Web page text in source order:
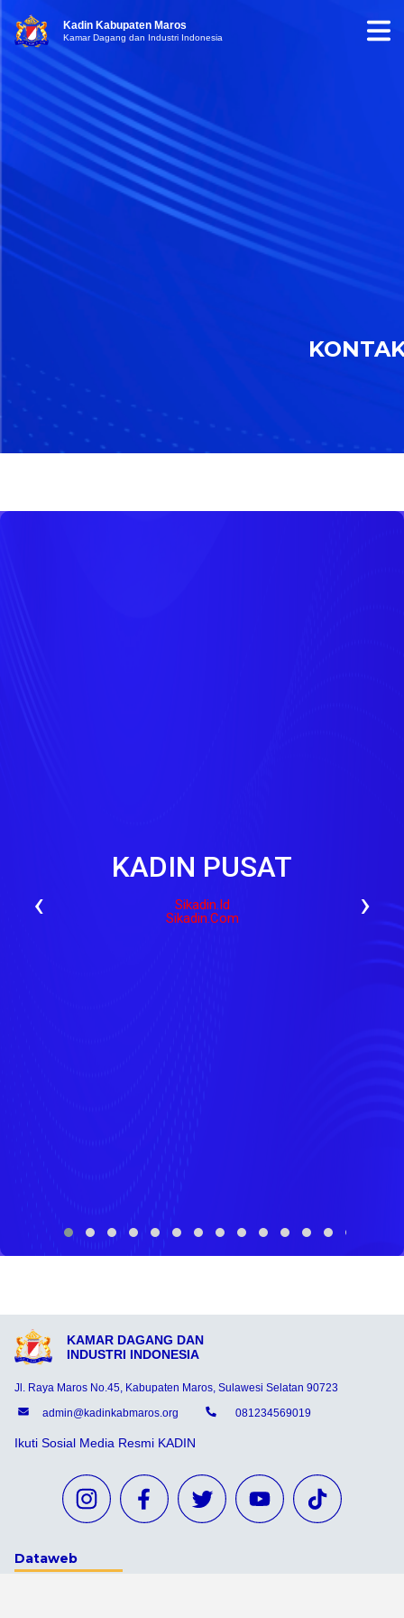
Kadin Kabupaten Maros
Kamar Dagang dan Industri Indonesia
KADIN PUSAT
Sikadin.id
Sikadin.com
‹ ›
KAMAR DAGANG DAN
INDUSTRI INDONESIA
Jl. Raya Maros No.45, Kabupaten Maros, Sulawesi Selatan 90723
admin@kadinkabmaros.org
081234569019
Ikuti Sosial Media Resmi KADIN
Dataweb